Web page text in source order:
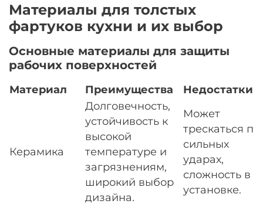
Материалы для толстых
фартуков кухни и их выбор
Основные материалы для защиты
рабочих поверхностей
Материал Преимущества Недостатки
Керамика
Долговечность,
устойчивость к
высокой
температуре и
загрязнениям,
широкий выбор
дизайна.
Может
трескаться
сильных
ударах,
сложность в
установке.